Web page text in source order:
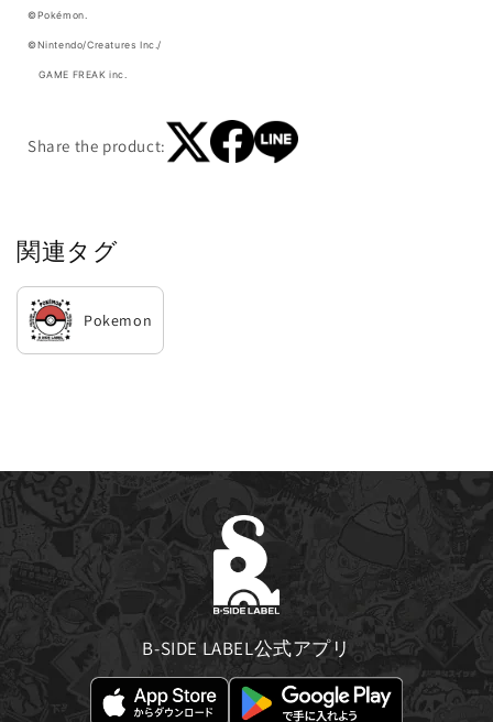
©Pokémon.
©Nintendo/Creatures Inc./
GAME FREAK inc.
Share the product:
関連タグ
Pokemon
B-SIDE LABEL公式アプリ